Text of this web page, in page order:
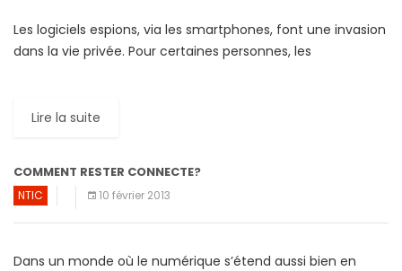
Les logiciels espions, via les smartphones, font une invasion
dans la vie privée. Pour certaines personnes, les
Lire la suite
COMMENT RESTER CONNECTE?
NTIC 10 février 2013
Dans un monde où le numérique s’étend aussi bien en